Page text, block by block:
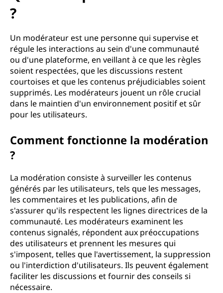
?
Un modérateur est une personne qui supervise et
régule les interactions au sein d'une communauté
ou d'une plateforme, en veillant à ce que les règles
soient respectées, que les discussions restent
courtoises et que les contenus préjudiciables soient
supprimés. Les modérateurs jouent un rôle crucial
dans le maintien d'un environnement positif et sûr
pour les utilisateurs.
Comment fonctionne la modération
?
La modération consiste à surveiller les contenus
générés par les utilisateurs, tels que les messages,
les commentaires et les publications, afin de
s'assurer qu'ils respectent les lignes directrices de la
communauté. Les modérateurs examinent les
contenus signalés, répondent aux préoccupations
des utilisateurs et prennent les mesures qui
s'imposent, telles que l'avertissement, la suppression
ou l'interdiction d'utilisateurs. Ils peuvent également
faciliter les discussions et fournir des conseils si
nécessaire.